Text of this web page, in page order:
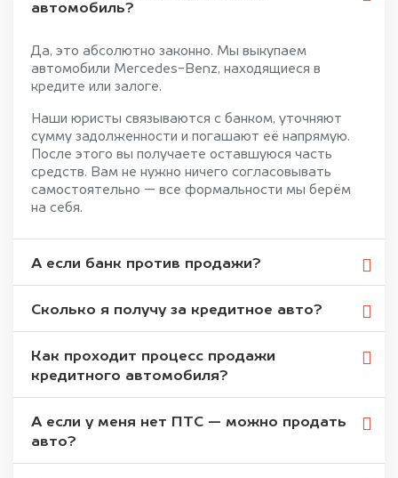
автомобиль?
Да, это абсолютно законно. Мы выкупаем
автомобили Mercedes-Benz, находящиеся в
кредите или залоге.
Наши юристы связываются с банком, уточняют
сумму задолженности и погашают её напрямую.
После этого вы получаете оставшуюся часть
средств. Вам не нужно ничего согласовывать
самостоятельно — все формальности мы берём
на себя.
А если банк против продажи?
Сколько я получу за кредитное авто?
Как проходит процесс продажи
кредитного автомобиля?
А если у меня нет ПТС — можно продать
авто?